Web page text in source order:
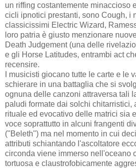
un riffing costantemente minaccioso
cicli ipnotici prestanti, sono Cough, i
classicissimi Electric Wizard,
loro patria è giusto menzionare
Death Judgement (una delle
e gli Horse Latitudes, entrambi act
recensire.
I musicisti giocano tutte le carte e le
schierare in una battaglia che si
ognuna delle canzoni attraversa tali
paludi formate dai solchi chitarristici,
rituale ed evocativo delle matrici sia
voce soprattutto in alcuni frangenti
("Beleth") ma nel momento in cui
attributi schiantando l'ascoltatore
circonda viene immerso nell'oceano
tortuosa e claustrofobicamente